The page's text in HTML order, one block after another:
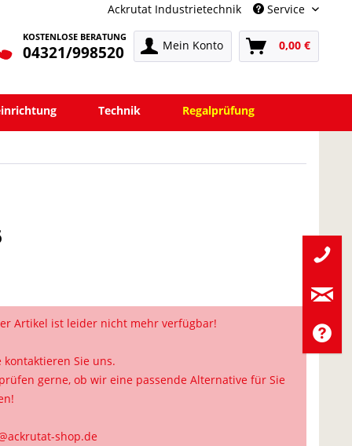
Ackrutat Industrietechnik Service
KOSTENLOSE BERATUNG
04321/998520 Mein Konto 0,00 €
Technik Regalprüfung
Artikel ist leider nicht mehr verfügbar!
kontaktieren Sie uns.
gerne, ob wir eine passende Alternative für Sie
shop.de